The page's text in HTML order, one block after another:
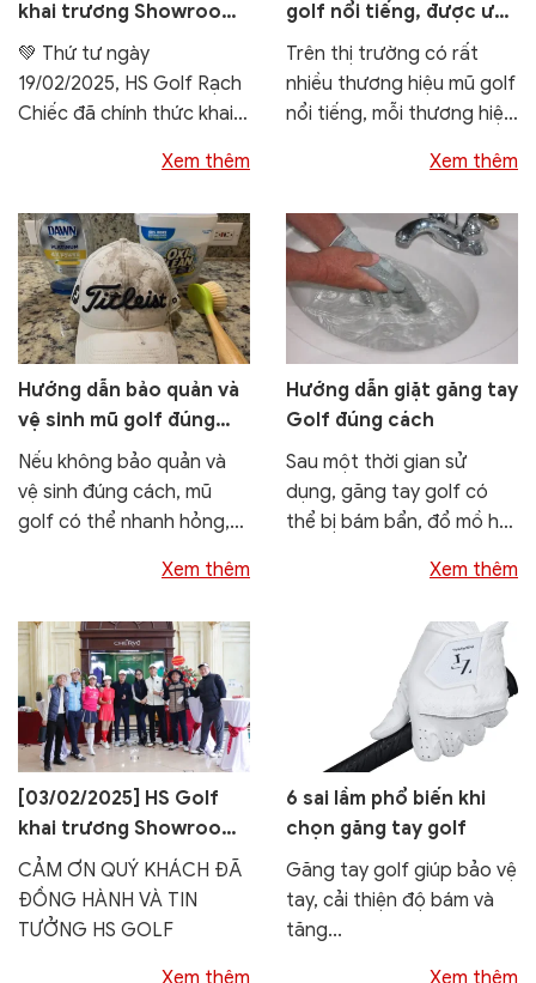
khai trương Showroom
thứ 14 tại sân tập Golf
Rạch Chiếc
💚 Thứ tư ngày
19/02/2025, HS Golf Rạch
Chiếc đã chính thức khai
Golf Rạch Chiếc,...Xem thêm
golf nổi tiếng, được ưa
chuộng nhất
Trên thị trường có rất
nhiều thương hiệu mũ golf
nổi tiếng, mỗi thương hiệu
Xem thêm
Hướng dẫn bảo quản và
vệ sinh mũ golf đúng
cách
Nếu không bảo quản và
vệ sinh đúng cách, mũ
golf có thể nhanh hỏng,
Xem thêm
Hướng dẫn giặt găng tay
Golf đúng cách
Sau một thời gian sử
dụng, găng tay golf có
thể bị bám bẩn, đổ mồ hôi
Xem thêm
[03/02/2025] HS Golf
khai trương Showroom
thứ 13 tại sân Golf
Stone Highland, Bắc
Giang
CẢM ƠN QUÝ KHÁCH ĐÃ
ĐỒNG HÀNH VÀ TIN
TƯỞNG HS GOLF
Xem thêm
6 sai lầm phổ biến khi
chọn găng tay golf
Găng tay golf giúp bảo vệ
tay, cải thiện độ bám và
tăng...
Xem thêm